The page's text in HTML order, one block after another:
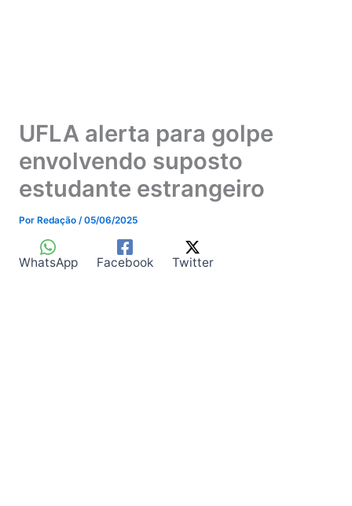
UFLA alerta para golpe
envolvendo suposto
estudante estrangeiro
Por Redação /05/06/2025
WhatsApp Facebook Twitter